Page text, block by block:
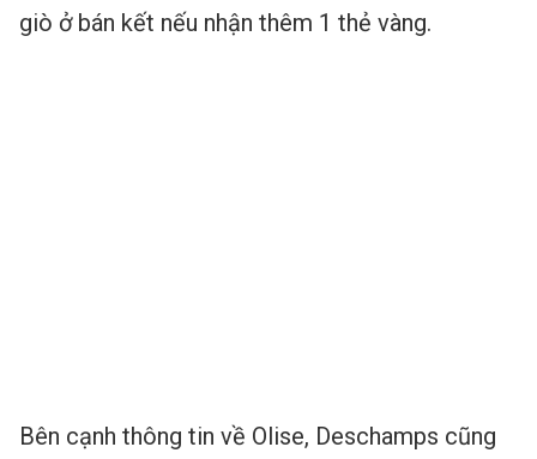
giò ở bán kết nếu nhận thêm 1 thẻ vàng.
Bên cạnh thông tin về Olise, Deschamps cũng